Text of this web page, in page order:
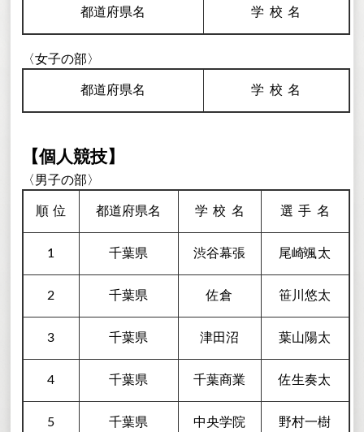
都道府県名 学校名
〈女子の部〉
都道府県名 学校名
【個人競技】
〈男子の部〉
順位 都道府県名 学校 名 選手 名
1 千葉県 渋谷幕張 尾崎颯太
2 千葉県 佐倉 笹川悠太
3 千葉県 津田沼 葉山陽太
4 千葉県 千葉商業 佐生奏太
5 千葉県 中央学院 野村一樹